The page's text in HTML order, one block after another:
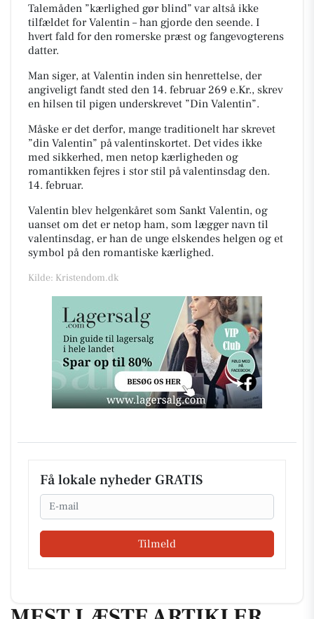
Talemåden ”kærlighed gør blind” var altså ikke
tilfældet for Valentin – han gjorde den seende. I
hvert fald for den romerske præst og fangevogterens
datter.
Man siger, at Valentin inden sin henrettelse, der
angiveligt fandt sted den 14. februar 269 e.Kr., skrev
en hilsen til pigen underskrevet ”Din Valentin”.
Måske er det derfor, mange traditionelt har skrevet
”din Valentin” på valentinskortet. Det vides ikke
med sikkerhed, men netop kærligheden og
romantikken fejres i stor stil på valentinsdag den.
14. februar.
Valentin blev helgenkåret som Sankt Valentin, og
uanset om det er netop ham, som lægger navn til
valentinsdag, er han de unge elskendes helgen og et
symbol på den romantiske kærlighed.
Kilde: Kristendom.dk
Få lokale nyheder GRATIS
Email
Tilmeld